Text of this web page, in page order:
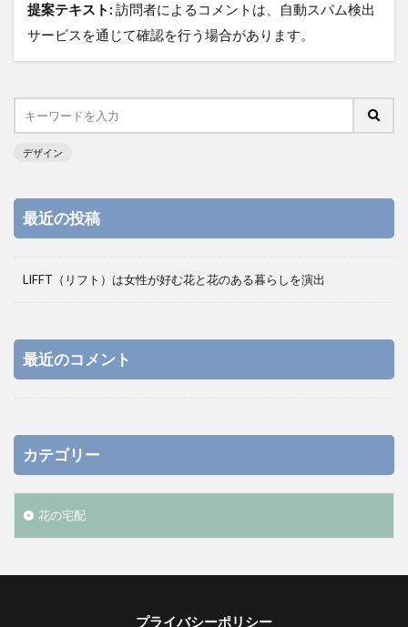
提案テキスト: 訪問者によるコメントは、自動スパム検出
サービスを通じて確認を行う場合があります。
デザイン
最近の投稿
LIFFT（リフト）は女性が好む花と花のある暮らしを演出
最近のコメント
カテゴリー
花の宅配
プライバシーポリシー